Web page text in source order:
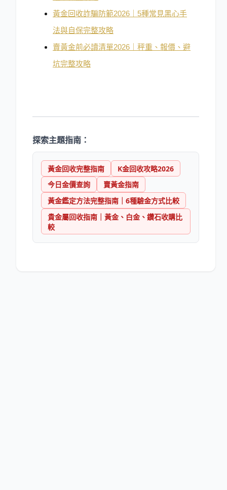
黃金回收詐騙防範2026｜5種常見黑心手
法與自保完整攻略
賣黃金前必讀清單2026｜秤重、報價、避
坑完整攻略
探索主題指南：
黃金回收完整指南
K金回收攻略2026
今日金價查詢
賣黃金指南
黃金鑑定方法完整指南｜6種驗金方式比較
貴金屬回收指南｜黃金、白金、鑽石收購比
較